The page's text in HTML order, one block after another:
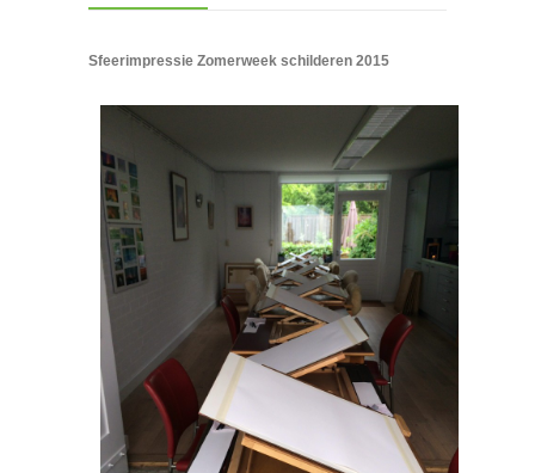
Sfeerimpressie Zomerweek schilderen 2015